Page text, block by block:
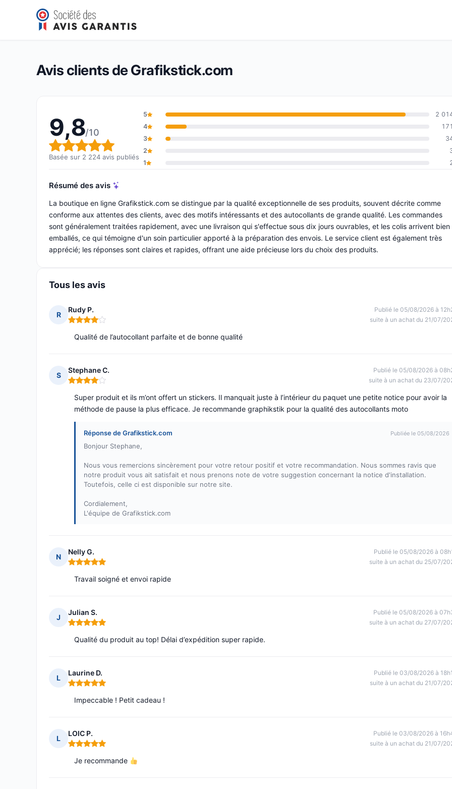
Grafikstick.com
Note globale : 9,8 sur 10
9,8/10(2 224 avis)
Avis clients de Grafikstick.com
9,8/10
Note globale : 9,8 sur 10
Basée sur 2 224 avis publiés
5
2
4
171
3
2
1
Résumé des avis
La boutique en ligne Grafikstick.com se distingue par la qualité exceptionnelle de ses produits, souvent décrite comme
conforme aux attentes des clients, avec des motifs intéressants et des autocollants de grande qualité. Les commandes
sont généralement traitées rapidement, avec une livraison qui s'effectue sous dix jours ouvrables, et les colis arrivent bien
emballés, ce qui témoigne d'un soin particulier apporté à la préparation des envois. Le service client est également très
apprécié; les réponses sont claires et rapides, offrant une aide précieuse lors du choix des produits.
Tous les avis
R
Rudy P.
Note : 4 sur 5
Publié le 05/08/2026 à
suite à un achat du 21/07/
Qualité de l’autocollant parfaite et de bonne qualité
S
Stephane C.
Note : 4 sur 5
Publié le 05/08/2026 à
suite à un achat du 23/07/
Super produit et ils m’ont offert un stickers. Il manquait juste à l’intérieur du paquet une petite notice pour avoir la
méthode de pause la plus efficace. Je recommande graphikstik pour la qualité des autocollants moto
Réponse de Grafikstick.com Publiée le 05/08/2026
Bonjour Stephane,
Nous vous remercions sincèrement pour votre retour positif et votre recommandation. Nous sommes ravis que
notre produit vous ait satisfait et nous prenons note de votre suggestion concernant la notice d'installation.
Toutefois, celle ci est disponible sur notre site.
Cordialement,
L'équipe de Grafikstick.com
N
Nelly G.
Note : 5 sur 5
Publié le 05/08/2026 à
suite à un achat du 25/07/
Travail soigné et envoi rapide
J
Julian S.
Note : 5 sur 5
Publié le 05/08/2026 à
suite à un achat du 27/07/
Qualité du produit au top! Délai d’expédition super rapide.
L
Laurine D.
Note : 5 sur 5
Publié le 03/08/2026 à
suite à un achat du 21/07/
Impeccable ! Petit cadeau !
L
LOIC P.
Note : 5 sur 5
Publié le 03/08/2026 à
suite à un achat du 21/07/
Je recommande